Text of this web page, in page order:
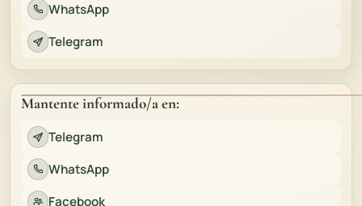
WhatsApp
Telegram
Mantente informado/a en:
Telegram
WhatsApp
Facebook